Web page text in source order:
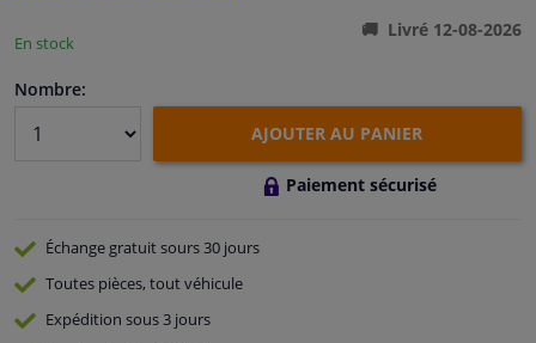
Promotions et réductions
En stock
Livré 12-08-2026
Nombre:
AJOUTER AU PANIER
Paiement sécurisé
Échange gratuitsours 30 jours
Toutes pièces, tout véhicule
Expédition sous 3 jours